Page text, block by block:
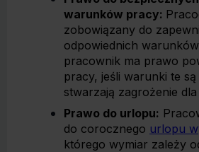
warunków pracy:
zobowiązany do
odpowiednich
pracownik ma prawo
pracy, jeśli warunki te są
stwarzają zagrożenie
Prawo do urlopu:
do corocznego urlopu
którego wymiar zależy